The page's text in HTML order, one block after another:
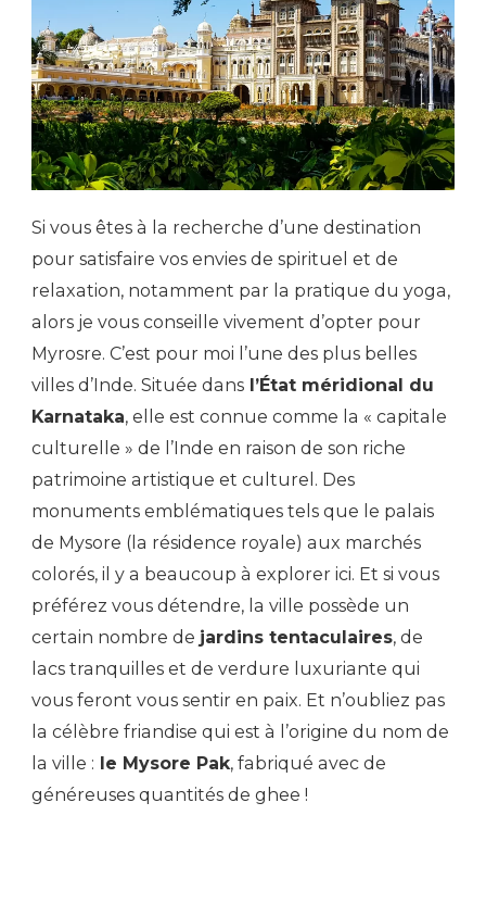
Si vous êtes à la recherche d’une destination
pour satisfaire vos envies de spirituel et de
relaxation, notamment par la pratique du yoga,
alors je vous conseille vivement d’opter pour
Myrosre. C’est pour moi l’une des plus belles
villes d’Inde. Située dans l’État méridional du
Karnataka, elle est connue comme la « capitale
culturelle » de l’Inde en raison de son riche
patrimoine artistique et culturel. Des
monuments emblématiques tels que le palais
de Mysore (la résidence royale) aux marchés
colorés, il y a beaucoup à explorer ici. Et si vous
préférez vous détendre, la ville possède un
certain nombre de jardins tentaculaires, de
lacs tranquilles et de verdure luxuriante qui
vous feront vous sentir en paix. Et n’oubliez pas
la célèbre friandise qui est à l’origine du nom de
la ville : le Mysore Pak, fabriqué avec de
généreuses quantités de ghee !